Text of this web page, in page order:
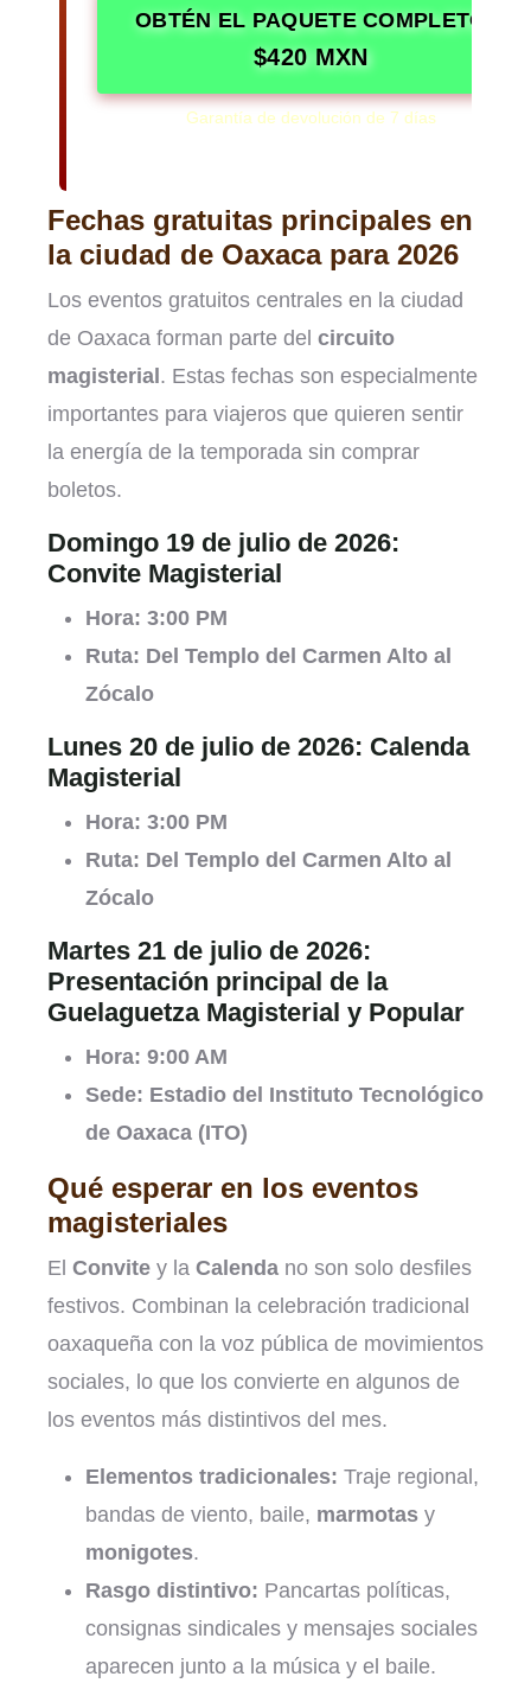
OBTÉN EL PAQUETE COMPLETO
$420 MXN
Garantía de devolución de 7 días
Fechas gratuitas principales en
la ciudad de Oaxaca para 2026
Los eventos gratuitos centrales en la ciudad
de Oaxaca forman parte del circuito
magisterial . Estas fechas son especialmente
importantes para viajeros que quieren sentir
la energía de la temporada sin comprar
boletos.
Domingo 19 de julio de 2026:
Convite Magisterial
Hora: 3:00 PM
Ruta: Del Templo del Carmen Alto al
Zócalo
Lunes 20 de julio de 2026: Calenda
Magisterial
Hora: 3:00 PM
Ruta: Del Templo del Carmen Alto al
Zócalo
Martes 21 de julio de 2026:
Presentación principal de la
Guelaguetza Magisterial y Popular
Hora: 9:00 AM
Sede: Estadio del Instituto Tecnológico
de Oaxaca (ITO)
Qué esperar en los eventos
magisteriales
El Convite y la Calenda no son solo desfiles
festivos. Combinan la celebración tradicional
oaxaqueña con la voz pública de movimientos
sociales, lo que los convierte en algunos de
los eventos más distintivos del mes.
Elementos tradicionales: Traje regional,
bandas de viento, baile, marmotas y
monigotes.
Rasgo distintivo: Pancartas políticas,
consignas sindicales y mensajes sociales
aparecen junto a la música y el baile.